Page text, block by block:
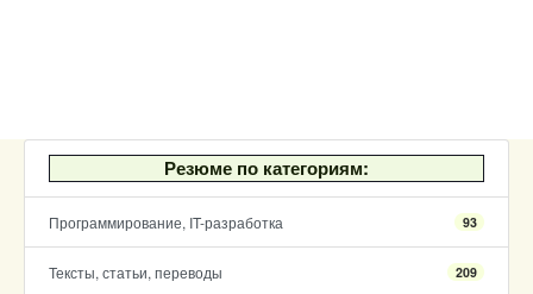
Резюме по категориям:
Программирование, IT-разработка 93
Тексты, статьи, переводы 209